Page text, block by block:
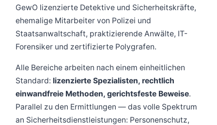
GewO lizenzierte Detektive und Sicherheitskräfte,
ehemalige Mitarbeiter von Polizei und
Staatsanwaltschaft, praktizierende Anwälte, IT-
Forensiker und zertifizierte Polygrafen.
Alle Bereiche arbeiten nach einem einheitlichen
Standard: lizenzierte Spezialisten, rechtlich
einwandfreie Methoden, gerichtsfeste Beweise.
Parallel zu den Ermittlungen — das volle Spektrum
an Sicherheitsdienstleistungen: Personenschutz,